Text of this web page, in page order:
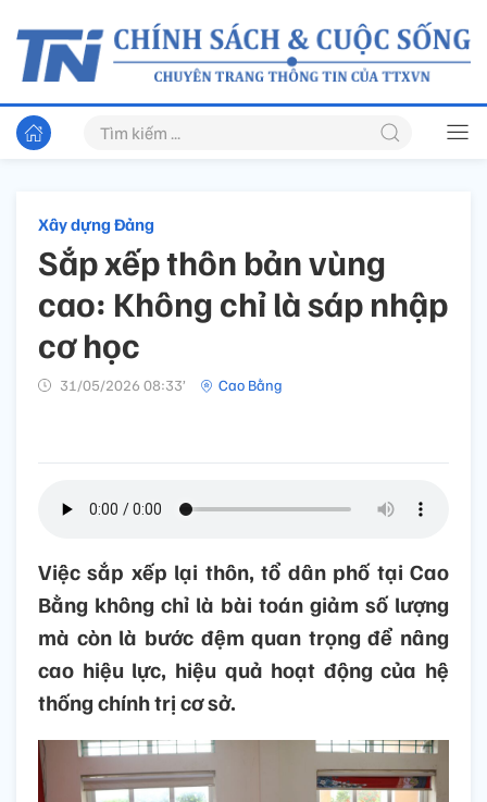
Xây dựng Đảng
Sắp xếp thôn bản vùng
cao: Không chỉ là sáp nhập
cơ học
31/05/2026 08:33’ Cao Bằng
Việc sắp xếp lại thôn, tổ dân phố tại Cao
Bằng không chỉ là bài toán giảm số lượng
mà còn là bước đệm quan trọng để nâng
cao hiệu lực, hiệu quả hoạt động của hệ
thống chính trị cơ sở.